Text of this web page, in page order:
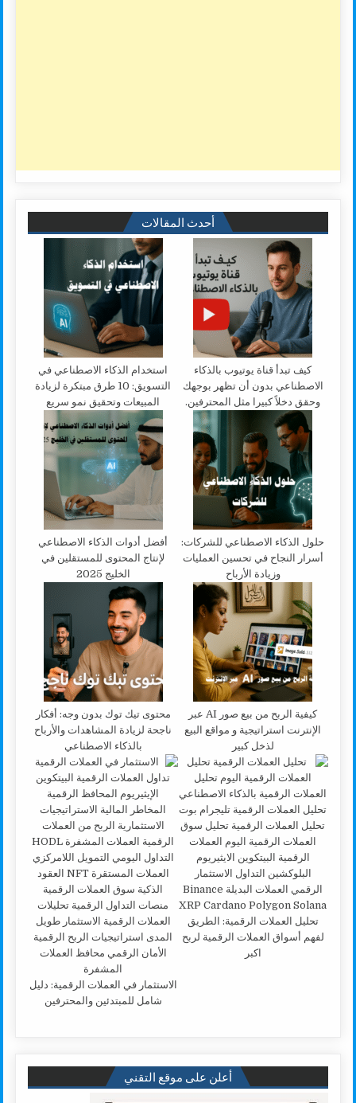
أحدث المقالات
كيف تبدأ قناة يوتيوب بالذكاء
الاصطناعي بدون أن تظهر بوجهك
وحقق دخلاً كبيرا مثل المحترفين.
استخدام الذكاء الاصطناعي في
التسويق: 10 طرق مبتكرة لزيادة
المبيعات وتحقيق نمو سريع
حلول الذكاء الاصطناعي للشركات:
أسرار النجاح في تحسين العمليات
وزيادة الأرباح
أفضل أدوات الذكاء الاصطناعي
لإنتاج المحتوى للمستقلين في
الخليج 2025
كيفية الربح من بيع صور AI عبر
الإنترنت استراتيجية و مواقع البيع
لذخل كبير
محتوى تيك توك بدون وجه: أفكار
ناجحة لزيادة المشاهدات والأرباح
بالذكاء الاصطناعي
تحليل العملات الرقمية: الطريق
لفهم أسواق العملات الرقمية لربح
اكبر
الاستثمار في العملات الرقمية: دليل
شامل للمبتدئين والمحترفين
أعلن على موقع التقني